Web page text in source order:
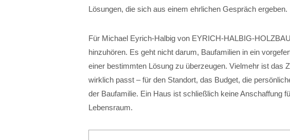
Lösungen, die sich aus einem ehrlichen Gespräch ergeben.
Für Michael Eyrich-Halbig von EYRICH-HALBIG-
hinzuhören. Es geht nicht darum, Baufamilien in ein
einer bestimmten Lösung zu überzeugen. Vielmehr ist das
wirklich passt – für den Standort, das Budget, die
der Baufamilie. Ein Haus ist schließlich keine Anschaffung
Lebensraum.